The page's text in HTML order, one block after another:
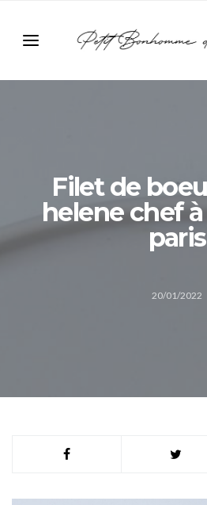
Filet de
helene chef
paris
20/01/2022